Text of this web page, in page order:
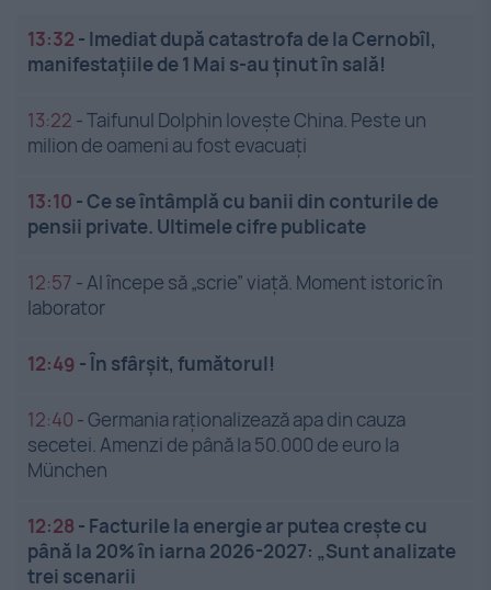
13:32 - Imediat după catastrofa de la Cernobîl,
manifestațiile de 1 Mai s-au ținut în sală!
13:22 -Taifunul Dolphin lovește China. Peste un
milion de oameni au fost evacuați
13:10 -Ce se întâmplă cu banii din conturile de
pensii private. Ultimele cifre publicate
12:57 -AI începe să „scrie” viață. Moment istoric în
laborator
12:49 -În sfârșit, fumătorul!
12:40 -Germania raționalizează apa din cauza
secetei. Amenzi de până la 50.000 de euro la
München
12:28 - Facturile la energie ar putea crește cu
până la 20% în iarna 2026-2027: „Sunt analizate
trei scenarii